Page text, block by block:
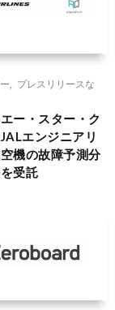
プレスリリースな
ー・スター・ク
エンジニアリ
機の故障予測分
受託